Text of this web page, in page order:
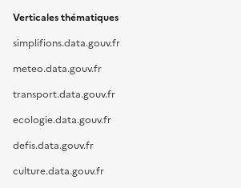
Verticales thématiques
simplifions.data.gouv.fr
meteo.data.gouv.fr
transport.data.gouv.fr
ecologie.data.gouv.fr
defis.data.gouv.fr
culture.data.gouv.fr